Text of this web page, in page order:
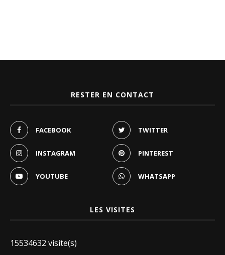
RESTER EN CONTACT
FACEBOOK TWITTER
INSTAGRAM PINTEREST
YOUTUBE WHATSAPP
LES VISITES
15534632 visite(s)